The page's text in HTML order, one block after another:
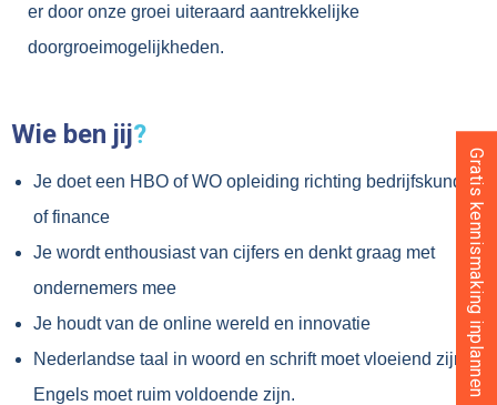
er door onze groei uiteraard aantrekkelijke
doorgroeimogelijkheden.
Wie ben jij?
Je doet een HBO of WO opleiding richting bedrijfskunde
of finance
Je wordt enthousiast van cijfers en denkt graag met
ondernemers mee
Je houdt van de online wereld en innovatie
Nederlandse taal in woord en schrift moet vloeiend zijn.
Engels moet ruim voldoende zijn.
Gratis kennismaking inplannen